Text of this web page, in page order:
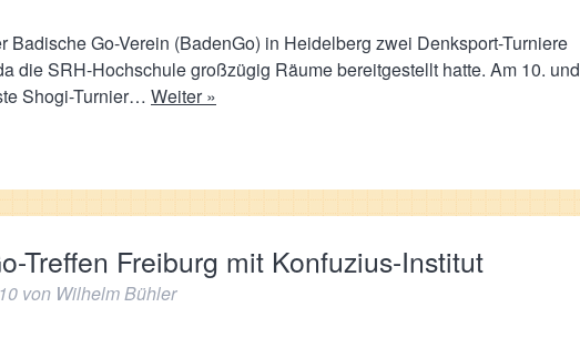
Badische Go-Verein (BadenGo) in Heidelberg zwei Denksport-Turniere
die SRH-Hochschule großzügig Räume bereitgestellt hatte. Am 10. und
Shogi-Turnier… Weiter »
Treffen Freiburg mit Konfuzius-Institut
von Wilhelm Bühler